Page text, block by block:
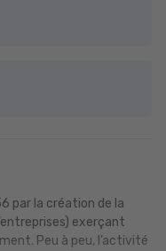
par la création de la
exerçant
Peu à peu, l’activité